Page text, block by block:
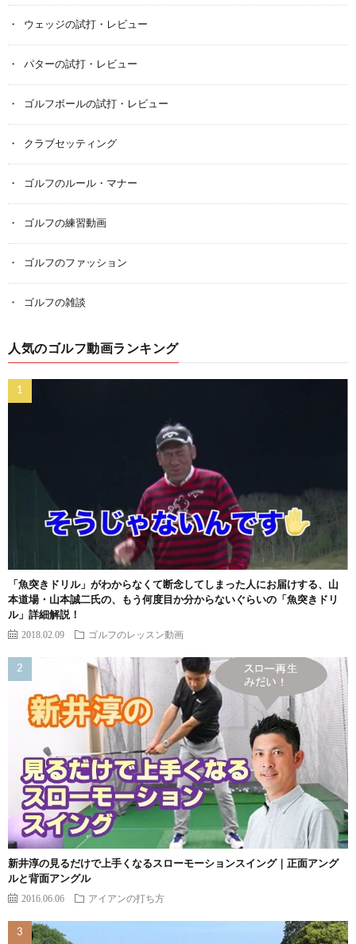
ウェッジの試打・レビュー
パターの試打・レビュー
ゴルフボールの試打・レビュー
クラブセッティング
ゴルフのルール・マナー
ゴルフの練習動画
ゴルフのファッション
ゴルフの雑談
人気のゴルフ動画ランキング
「魚突きドリル」がわからなくて断念してしまった人にお届けする、山
本道場・山本誠二氏の、もう何度目か分からないぐらいの「魚突きドリ
ル」詳細解説！
2018.02.09 ゴルフのレッスン動画
新井淳の見るだけで上手くなるスローモーションスイング｜正面アング
ルと背面アングル
2016.06.06 アイアンの打ち方